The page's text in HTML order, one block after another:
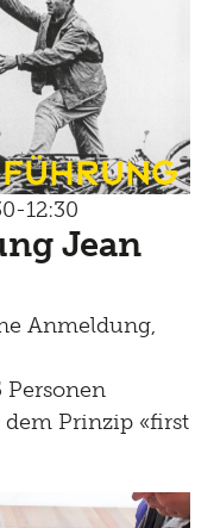
Führung
12:30
Jean
Anmeldung,
Personen
Prinzip «first